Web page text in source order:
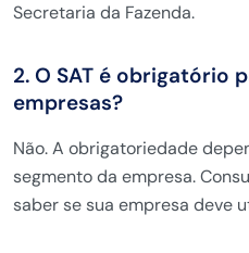
Secretaria da Fazenda.
2. O SAT é obrigatório
empresas?
Não. A obrigatoriedade
segmento da empresa.
saber se sua empresa deve